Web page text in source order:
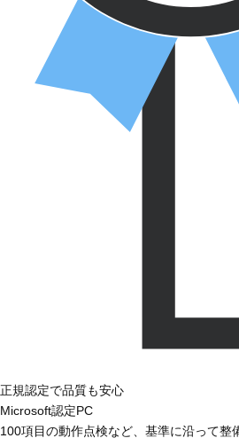
正規認定で品質も安心
Microsoft認定PC
100項目の動作点検など、基準に沿って